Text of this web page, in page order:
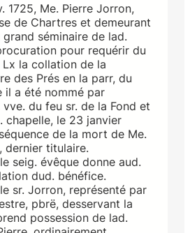
1725, Me. Pierre Jorron,
de Chartres et demeurant
séminaire de lad.
pour requérir du
la collation de la
des Prés en la parr, du
il a été nommé par
vve. du feu sr. de la Fond et
chapelle, le 23 janvier
de la mort de Me.
dernier titulaire.
seig. évêque donne aud.
dud. bénéfice.
sr. Jorron, représenté par
pbrë, desservant la
possession de lad.